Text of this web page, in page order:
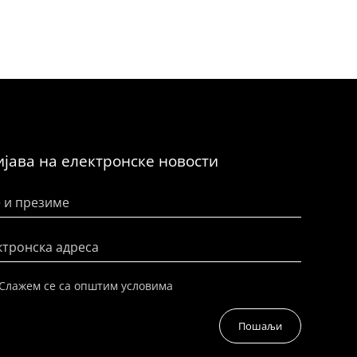
на електронске новости
презиме
адреса
Слажем се са општим условима
Пошаљи